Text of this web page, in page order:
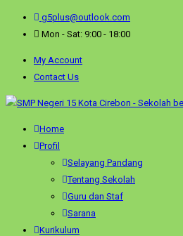
g5plus@outlook.com
Mon - Sat: 9:00 - 18:00
My Account
Contact Us
Home
Profil
Selayang Pandang
Tentang Sekolah
Guru dan Staf
Sarana
Kurikulum